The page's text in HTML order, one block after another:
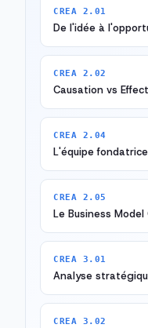
CREA 2.01
De l'idée à
CREA 2.02
Causation vs
CREA 2.04
L'équipe
CREA 2.05
Le Business
CREA 3.01
Analyse
CREA 3.02